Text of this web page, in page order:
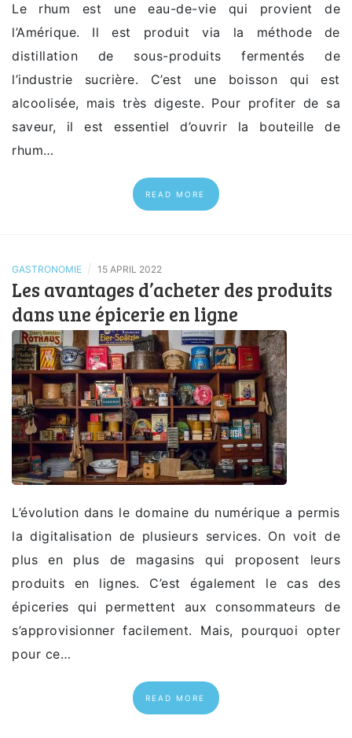
Le rhum est une eau-de-vie qui provient de
l’Amérique. Il est produit via la méthode de
distillation de sous-produits fermentés de
l’industrie sucrière. C’est une boisson qui est
alcoolisée, mais très digeste. Pour profiter de sa
saveur, il est essentiel d’ouvrir la bouteille de
rhum…
READ MORE
GASTRONOMIE / 15 APRIL 2022
Les avantages d’acheter des produits
dans une épicerie en ligne
L’évolution dans le domaine du numérique a permis
la digitalisation de plusieurs services. On voit de
plus en plus de magasins qui proposent leurs
produits en lignes. C’est également le cas des
épiceries qui permettent aux consommateurs de
s’approvisionner facilement. Mais, pourquoi opter
pour ce…
READ MORE